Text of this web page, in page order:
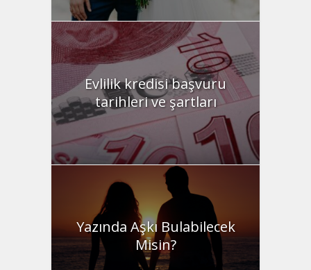
Evlilik kredisi başvuru
tarihleri ve şartları
Yazında Aşkı Bulabilecek
Misin?